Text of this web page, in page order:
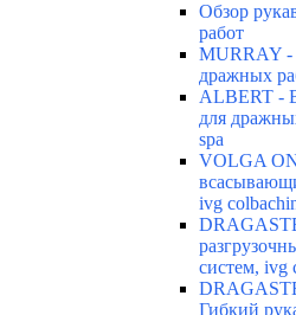
Обзор
работ
MURRAY -
дражных
ALBERT -
для
spa
VOLGA
ivg
систем, ivg
Гибкий